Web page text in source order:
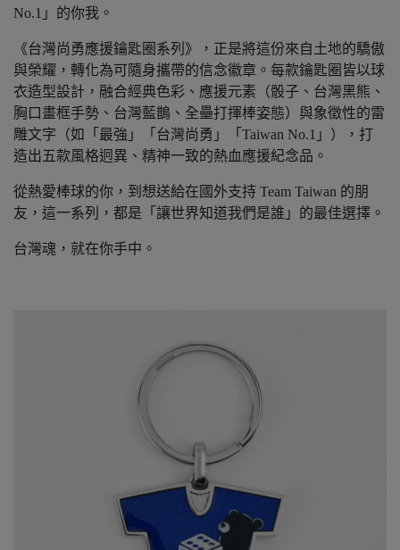
No.1」的你我。
《台灣尚勇應援鑰匙圈系列》，正是將這份來自土地的驕傲
與榮耀，轉化為可隨身攜帶的信念徽章。每款鑰匙圈皆以球
衣造型設計，融合經典色彩、應援元素（骰子、台灣黑熊、
胸口畫框手勢、台灣藍鵲、全壘打揮棒姿態）與象徵性的雷
雕文字（如「最強」「台灣尚勇」「Taiwan No.1」），打
造出五款風格迥異、精神一致的熱血應援紀念品。
從熱愛棒球的你，到想送給在國外支持 Team Taiwan 的朋
友，這一系列，都是「讓世界知道我們是誰」的最佳選擇。
台灣魂，就在你手中。